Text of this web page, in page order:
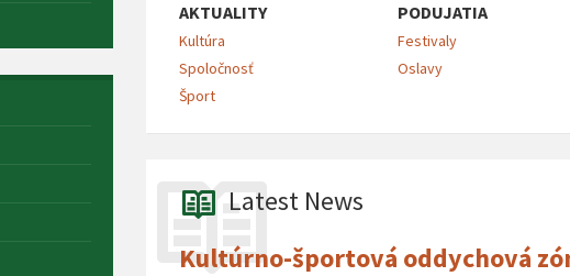
AKTUALITY
Kultúra
Spoločnosť
Šport
PODUJATIA
Festivaly
Oslavy
Latest News
Kultúrno-športová oddychová